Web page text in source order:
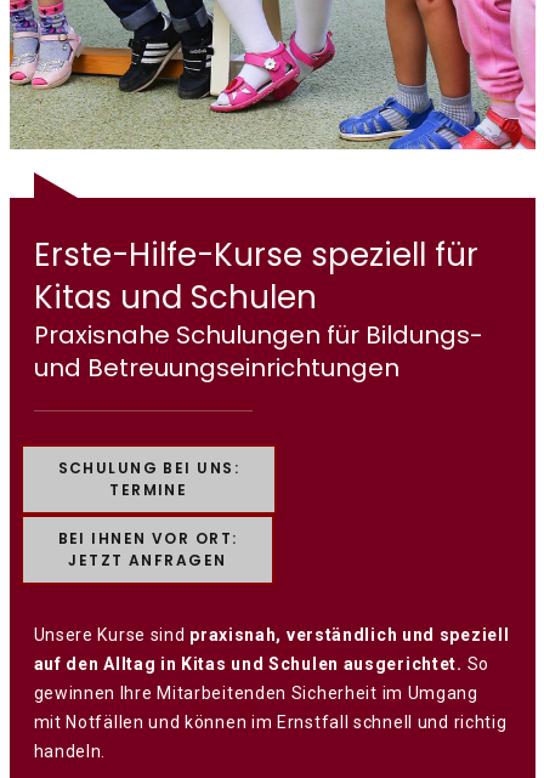
Erste-Hilfe-Kurse speziell für
Kitas und Schulen
Praxisnahe Schulungen für Bildungs-
und Betreuungseinrichtungen
SCHULUNG BEI UNS:
TERMINE
BEI IHNEN VOR ORT:
JETZT ANFRAGEN
Unsere Kurse sind praxisnah, verständlich und speziell
auf den Alltag in Kitas und Schulen ausgerichtet. So
gewinnen Ihre Mitarbeitenden Sicherheit im Umgang
mit Notfällen und können im Ernstfall schnell und richtig
handeln.